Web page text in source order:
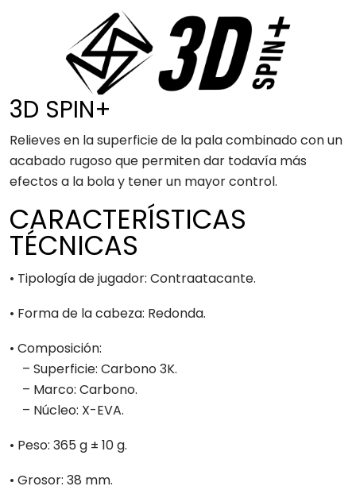
3D SPIN+
Relieves en la superficie de la pala combinado con un
acabado rugoso que permiten dar todavía más
efectos a la bola y tener un mayor control.
CARACTERÍSTICAS
TÉCNICAS
• Tipología de jugador: Contraatacante.
• Forma de la cabeza: Redonda.
• Composición:
– Superficie: Carbono 3K.
– Marco: Carbono.
– Núcleo: X-EVA.
• Peso: 365 g ± 10 g.
• Grosor: 38 mm.